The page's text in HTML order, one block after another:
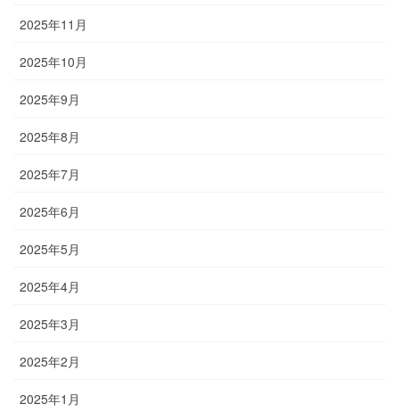
2025年11月
2025年10月
2025年9月
2025年8月
2025年7月
2025年6月
2025年5月
2025年4月
2025年3月
2025年2月
2025年1月